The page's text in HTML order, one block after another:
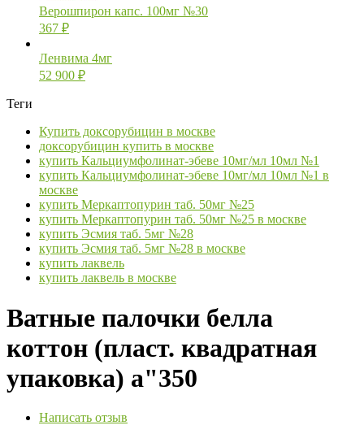
Верошпирон капс. 100мг №30
367 ₽
Ленвима 4мг
52 900 ₽
Теги
Купить доксорубицин в москве
доксорубицин купить в москве
купить Кальциумфолинат-эбеве 10мг/мл 10мл №1
купить Кальциумфолинат-эбеве 10мг/мл 10мл №1 в
москве
купить Меркаптопурин таб. 50мг №25
купить Меркаптопурин таб. 50мг №25 в москве
купить Эсмия таб. 5мг №28
купить Эсмия таб. 5мг №28 в москве
купить лаквель
купить лаквель в москве
Ватные палочки белла
коттон (пласт. квадратная
упаковка) a"350
Написать отзыв